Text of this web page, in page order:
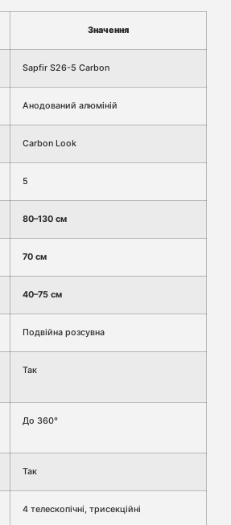
Значення
Sapfir S26-5 Carbon
Анодований алюміній
Carbon Look
5
80–130 см
70 см
40–75 см
Подвійна розсувна
Так
До 360°
Так
4 телескопічні, трисекційні